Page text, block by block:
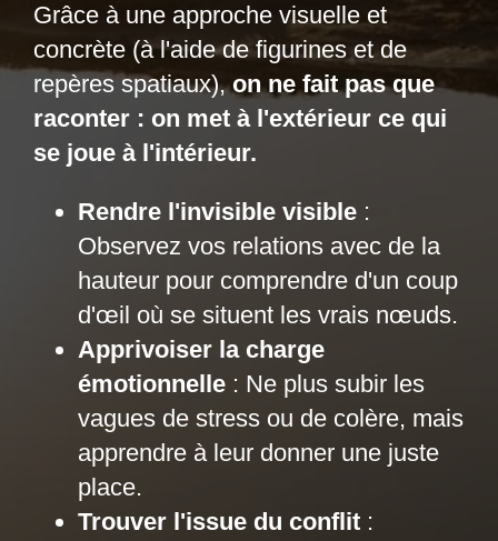
Grâce à une approche visuelle et
concrète (à l'aide de figurines et de
repères spatiaux),on ne fait pas que
raconter : on met à l'extérieur ce qui
se joue à l'intérieur.
Rendre l'invisible visible :
Observez vos relations avec de la
hauteur pour comprendre d'un coup
d'œil où se situent les vrais nœuds.
Apprivoiser la charge
émotionnelle : Ne plus subir les
vagues de stress ou de colère, mais
apprendre à leur donner une juste
place.
Trouver l'issue du conflit :